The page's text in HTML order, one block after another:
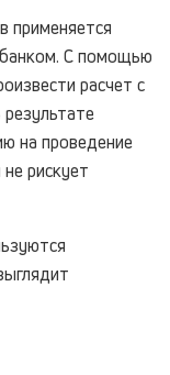
применяется
С помощью
расчет с
на проведение
рискует